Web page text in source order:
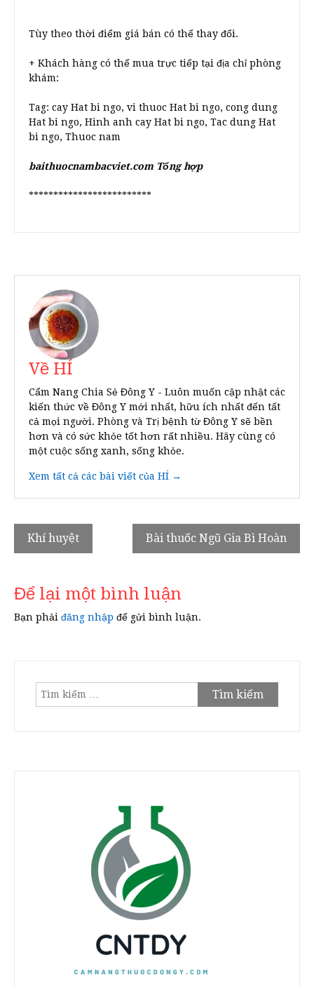
Tùy theo thời điểm giá bán có thể thay đổi.
+ Khách hàng có thể mua trực tiếp tại địa chỉ phòng
khám:
Tag: cay Hat bi ngo, vi thuoc Hat bi ngo, cong dung
Hat bi ngo, Hinh anh cay Hat bi ngo, Tac dung Hat
bi ngo, Thuoc nam
baithuocnambacviet.com Tổng hợp
*************************
Về HÍ
Cẩm Nang Chia Sẻ Đông Y - Luôn muốn cập nhật các
kiến thức về Đông Y mới nhất, hữu ích nhất đến tất
cả mọi người. Phòng và Trị bệnh từ Đông Y sẽ bền
hơn và có sức khỏe tốt hơn rất nhiều. Hãy cùng có
một cuộc sống xanh, sống khỏe.
Xem tất cả các bài viết của HÍ →
Điều
hướng
bài
viết
Khí huyệt Bài thuốc Ngũ Gia Bì Hoàn
Để lại một bình luận
Bạn phải đăng nhập để gửi bình luận.
Tìm